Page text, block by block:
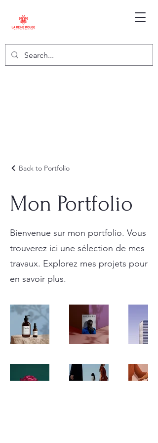
Back to Portfolio
Mon Portfolio
Bienvenue sur mon portfolio. Vous
trouverez ici une sélection de mes
travaux. Explorez mes projets pour
en savoir plus.